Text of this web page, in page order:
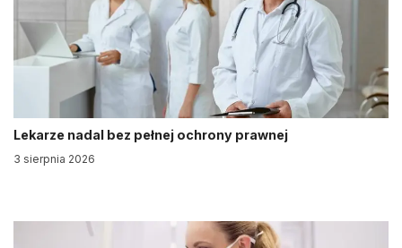
Lekarze nadal bez pełnej ochrony prawnej
3 sierpnia 2026